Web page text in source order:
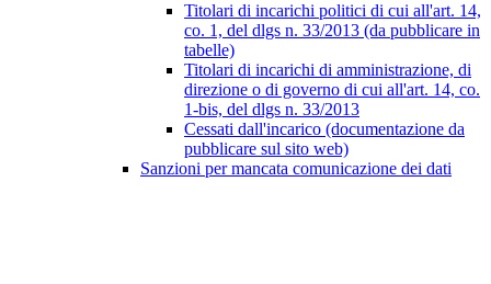
Titolari di incarichi politici di cui all'art. 14,
co. 1, del dlgs n. 33/2013 (da pubblicare in
tabelle)
Titolari di incarichi di amministrazione, di
direzione o di governo di cui all'art. 14, co.
1-bis, del dlgs n. 33/2013
Cessati dall'incarico (documentazione da
pubblicare sul sito web)
Sanzioni per mancata comunicazione dei dati